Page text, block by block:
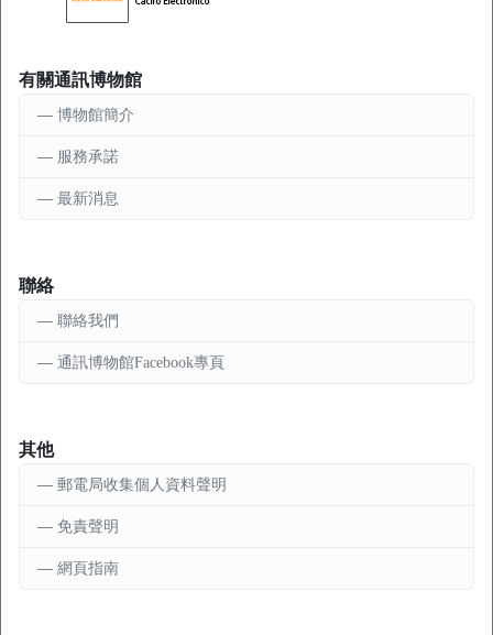
有關通訊博物館
博物館簡介
服務承諾
最新消息
聯絡
聯絡我們
通訊博物館Facebook專頁
其他
郵電局收集個人資料聲明
免責聲明
網頁指南